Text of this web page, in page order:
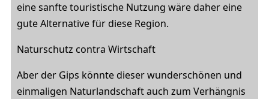
eine sanfte touristische Nutzung wäre daher eine
gute Alternative für diese Region.
Naturschutz contra Wirtschaft
Aber der Gips könnte dieser wunderschönen und
einmaligen Naturlandschaft auch zum Verhängnis